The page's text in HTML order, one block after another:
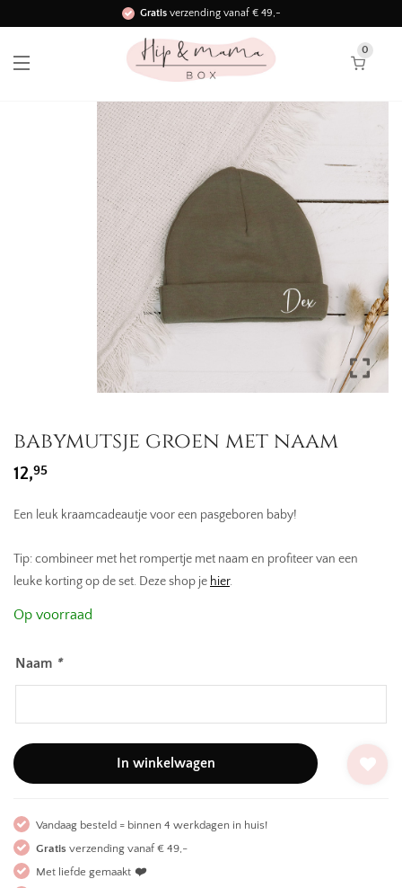
Gratisverzending vanaf € 49,-
Binnen 3 werkdagen in huis!
0
babymutsje groen met naam
12,95
Een leuk kraamcadeautje voor een pasgeboren baby!
Tip: combineer met het rompertje met naam en profiteer van een
leuke korting op de set. Deze shop je hier.
Op voorraad
Naam *
In winkelwagen
Vandaag besteld = binnen 4 werkdagen in huis!
Gratis verzending vanaf € 49,-
Met liefde gemaakt ❤️